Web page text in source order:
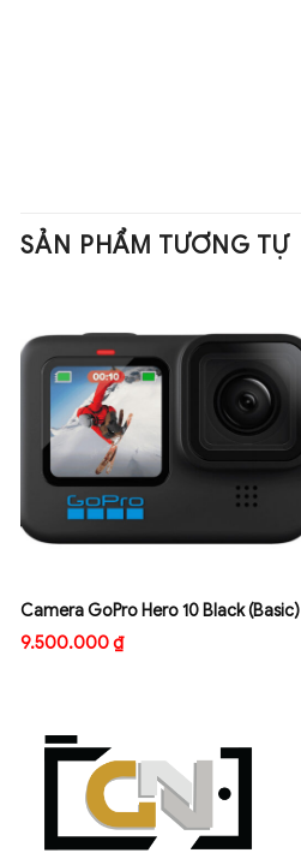
SẢN PHẨM TƯƠNG TỰ
Camera GoPro Hero 10 Black (Basic)
9.500.000₫